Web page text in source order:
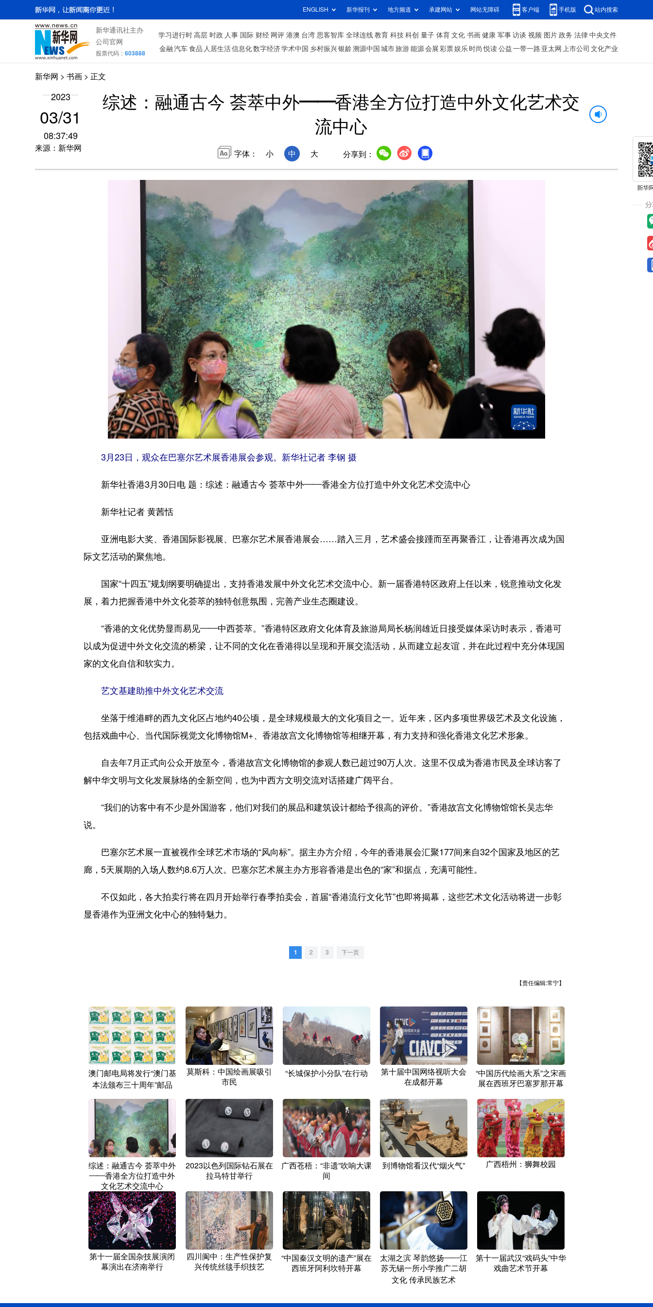
ENGLISH 新华报刊 地方频道 承建网站 网站无障碍 客户端 手机版 站内搜索
新华通讯社主办
公司官网
股票代码： 603888
学习进行时 高层 时政 人事 国际 财经 网评 港澳 台湾 思客智库 全球连线 教育 科技 科创 量子 体育 文化 书画 健康 军事 访谈 视频 图片 政务 法律 中央文件
金融 汽车 食品 人居生活信息化数字经济学术中国 乡村振兴银龄溯源中国 城市旅游 能源 会展 彩票娱乐 时尚 悦读 公益 一带一路 亚太网 上市公司 文化产业
新华网 > 书画 > 正文
2023
03/31
08:37:49
来源：新华网
综述：融通古今 荟萃中外——香港全方位打造中外文化艺术交
流中心
字体： 小 中 大 分享到：
3月23日，观众在巴塞尔艺术展香港展会参观。新华社记者 李钢 摄
新华社香港3月30日电 题：综述：融通古今 荟萃中外——香港全方位打造中外文化艺术交流中心
新华社记者 黄茜恬
亚洲电影大奖、香港国际影视展、巴塞尔艺术展香港展会……踏入三月，艺术盛会接踵而至再聚香江，让香港再次成为国
际文艺活动的聚焦地。
国家“十四五”规划纲要明确提出，支持香港发展中外文化艺术交流中心。新一届香港特区政府上任以来，锐意推动文化发
展，着力把握香港中外文化荟萃的独特创意氛围，完善产业生态圈建设。
“香港的文化优势显而易见——中西荟萃。”香港特区政府文化体育及旅游局局长杨润雄近日接受媒体采访时表示，香港可
以成为促进中外文化交流的桥梁，让不同的文化在香港得以呈现和开展交流活动，从而建立起友谊，并在此过程中充分体现国
家的文化自信和软实力。
艺文基建助推中外文化艺术交流
坐落于维港畔的西九文化区占地约40公顷，是全球规模最大的文化项目之一。近年来，区内多项世界级艺术及文化设施，
包括戏曲中心、当代国际视觉文化博物馆M+、香港故宫文化博物馆等相继开幕，有力支持和强化香港文化艺术形象。
自去年7月正式向公众开放至今，香港故宫文化博物馆的参观人数已超过90万人次。这里不仅成为香港市民及全球访客了
解中华文明与文化发展脉络的全新空间，也为中西方文明交流对话搭建广阔平台。
“我们的访客中有不少是外国游客，他们对我们的展品和建筑设计都给予很高的评价。”香港故宫文化博物馆馆长吴志华
说。
巴塞尔艺术展一直被视作全球艺术市场的“风向标”。据主办方介绍，今年的香港展会汇聚177间来自32个国家及地区的艺
廊，5天展期的入场人数约8.6万人次。巴塞尔艺术展主办方形容香港是出色的“家”和据点，充满可能性。
不仅如此，各大拍卖行将在四月开始举行春季拍卖会，首届“香港流行文化节”也即将揭幕，这些艺术文化活动将进一步彰
显香港作为亚洲文化中心的独特魅力。
1 2 3 下一页
【责任编辑:常宁】
澳门邮电局将发行“澳门基
本法颁布三十周年”邮品
莫斯科：中国绘画展吸引
市民
“长城保护小分队”在行动
第十届中国网络视听大会
在成都开幕
“中国历代绘画大系”之宋画
展在西班牙巴塞罗那开幕
综述：融通古今 荟萃中外
——香港全方位打造中外
文化艺术交流中心
2023以色列国际钻石展在
拉马特甘举行
广西苍梧：“非遗”吹响大课
间
到博物馆看汉代“烟火气” 广西梧州：狮舞校园
第十一届全国杂技展演闭
幕演出在济南举行
四川阆中：生产性保护复
兴传统丝毯手织技艺
“中国秦汉文明的遗产”展在
西班牙阿利坎特开幕
太湖之滨 琴韵悠扬——江
苏无锡一所小学推广二胡
文化 传承民族艺术
第十一届武汉“戏码头”中华
戏曲艺术节开幕